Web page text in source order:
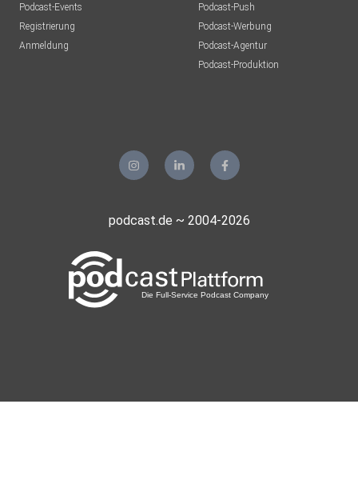
Podcast-Events
Registrierung
Anmeldung
Podcast-Push
Podcast-Werbung
Podcast-Agentur
Podcast-Produktion
podcast.de ~ 2004-2026